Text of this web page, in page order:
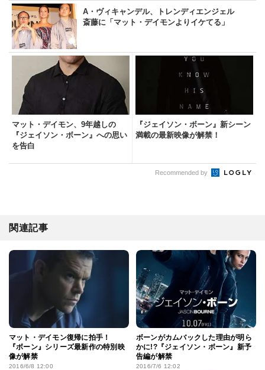
A・ヴィキャンデル、トレンディエンジェル
斎藤に「マット・デイモンよりイケてる」
マット・デイモン、9年越しの
『ジェイソン・ボーン』への思い
を告白
『ジェイソン・ボーン』新シーン
満載の最新映像が解禁！
Recommended by
関連記事
マット・デイモン復帰に拍手！
『ボーン』シリーズ最新作の特別映
像が解禁
2016/6/8 12:00
ボーンがカムバックした理由が明ら
かに!?『ジェイソン・ボーン』新予
告編が解禁
2016/7/6 12:02